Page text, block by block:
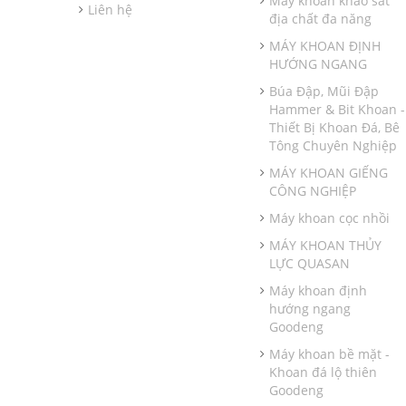
Liên hệ
địa chất đa năng
MÁY KHOAN ĐỊNH
HƯỚNG NGANG
Búa Đập, Mũi Đập
Hammer & Bit Khoan -
Thiết Bị Khoan Đá, Bê
Tông Chuyên Nghiệp
MÁY KHOAN GIẾNG
CÔNG NGHIỆP
Máy khoan cọc nhồi
MÁY KHOAN THỦY
LỰC QUASAN
Máy khoan định
hướng ngang
Goodeng
Máy khoan bề mặt -
Khoan đá lộ thiên
Goodeng